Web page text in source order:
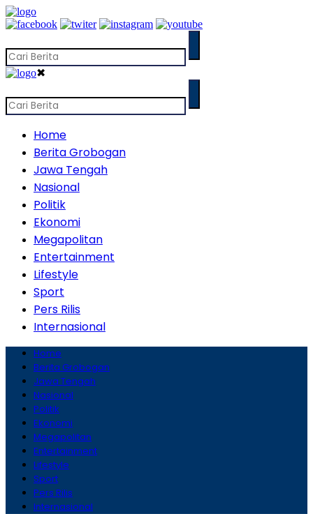
✖
Home
Berita Grobogan
Jawa Tengah
Nasional
Politik
Ekonomi
Megapolitan
Entertainment
Lifestyle
Sport
Pers Rilis
Internasional
Home
Berita Grobogan
Jawa Tengah
Nasional
Politik
Ekonomi
Megapolitan
Entertainment
Lifestyle
Sport
Pers Rilis
Internasional